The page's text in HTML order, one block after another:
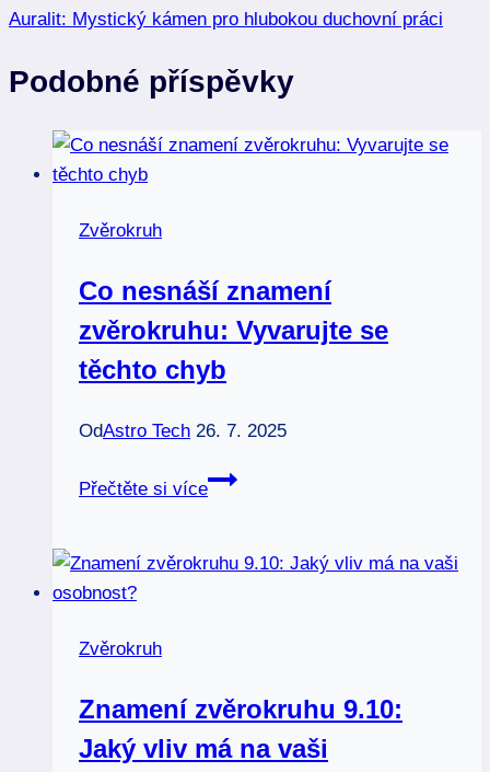
Auralit: Mystický kámen pro hlubokou duchovní práci
Podobné příspěvky
Zvěrokruh
Co nesnáší znamení
zvěrokruhu: Vyvarujte se
těchto chyb
OdAstro Tech 26. 7. 2025
Přečtěte si více
Co
zvěrokruhu:
Zvěrokruh
Znamení zvěrokruhu 9.10:
Jaký vliv má na vaši